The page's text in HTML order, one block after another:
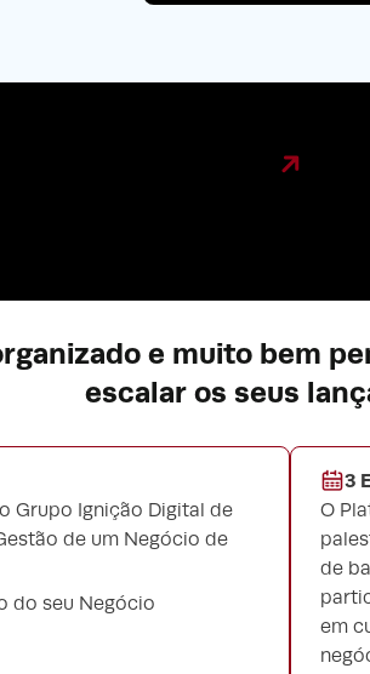
e muito bem
escalar os seus
Grupo Ignição Digital de
de um Negócio de
do seu Negócio
3
O
de
em